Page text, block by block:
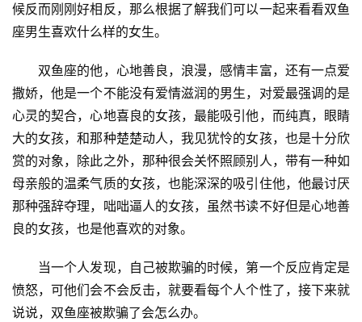
候反而刚刚好相反，那么根据了解我们可以一起来看看双鱼
座男生喜欢什么样的女生。
双鱼座的他，心地善良，浪漫，感情丰富，还有一点爱
撒娇，他是一个不能没有爱情滋润的男生，对爱最强调的是
心灵的契合，心地喜良的女孩，最能吸引他，而纯真，眼睛
大的女孩，和那种楚楚动人，我见犹怜的女孩，也是十分欣
赏的对象，除此之外，那种很会关怀照顾别人，带有一种如
母亲般的温柔气质的女孩，也能深深的吸引住他，他最讨厌
那种强辞夺理，咄咄逼人的女孩，虽然书读不好但是心地善
良的女孩，也是他喜欢的对象。
当一个人发现，自己被欺骗的时候，第一个反应肯定是
愤怒，可他们会不会反击，就要看每个人个性了，接下来就
说说，双鱼座被欺骗了会怎么办。